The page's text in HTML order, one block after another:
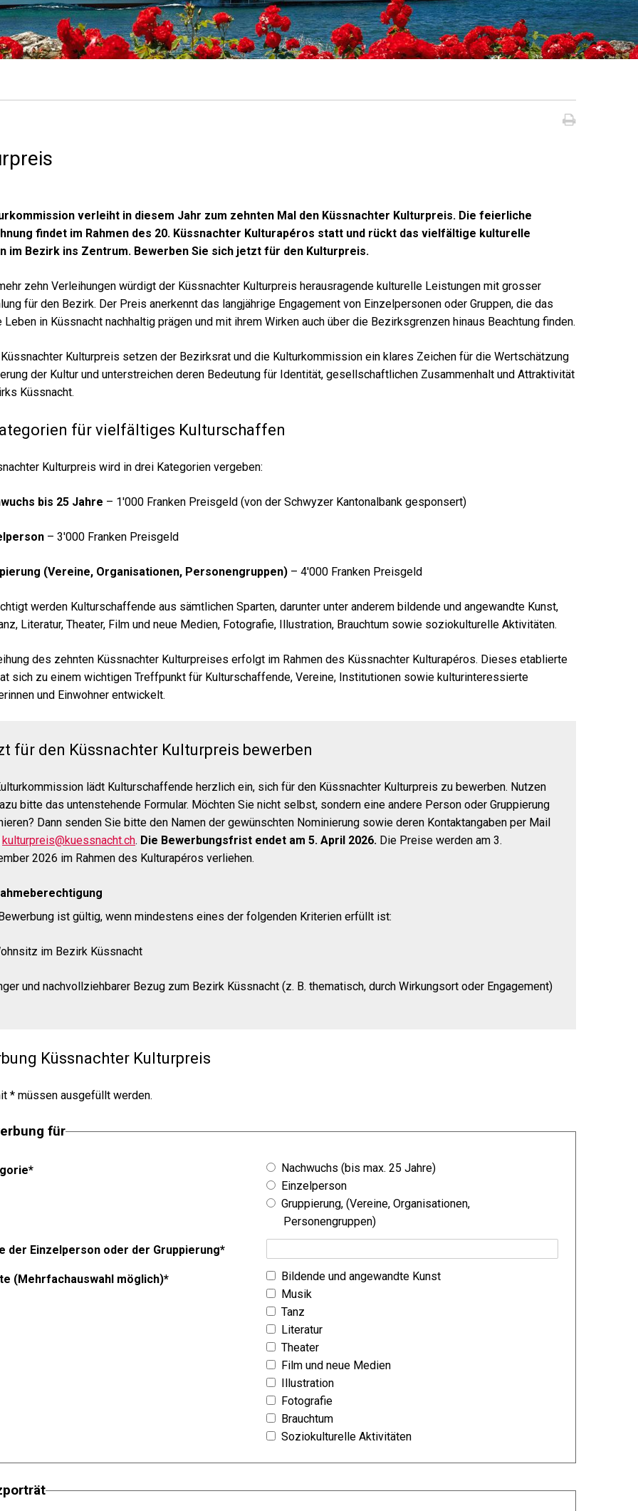
verleiht in diesem Jahr zum zehnten Mal den Küssnachter Kulturpreis. Die feierliche
findet im Rahmen des 20. Küssnachter Kulturapéros statt und rückt das vielfältige kulturelle
im Bezirk ins Zentrum. Bewerben Sie sich jetzt für den Kulturpreis.
zehn Verleihungen würdigt der Küssnachter Kulturpreis herausragende kulturelle Leistungen mit grosser
für den Bezirk. Der Preis anerkennt das langjährige Engagement von Einzelpersonen oder Gruppen, die das
Leben in Küssnacht nachhaltig prägen und mit ihrem Wirken auch über die Bezirksgrenzen hinaus Beachtung finden.
Kulturpreis setzen der Bezirksrat und die Kulturkommission ein klares Zeichen für die Wertschätzung
der Kultur und unterstreichen deren Bedeutung für Identität, gesellschaftlichen Zusammenhalt und Attraktivität
Küssnacht.
für vielfältiges Kulturschaffen
Kulturpreis wird in drei Kategorien vergeben:
bis 25 Jahre – 1'000 Franken Preisgeld (von der Schwyzer Kantonalbank gesponsert)
– 3'000 Franken Preisgeld
(Vereine, Organisationen, Personengruppen) – 4'000 Franken Preisgeld
werden Kulturschaffende aus sämtlichen Sparten, darunter unter anderem bildende und angewandte Kunst,
Literatur, Theater, Film und neue Medien, Fotografie, Illustration, Brauchtum sowie soziokulturelle Aktivitäten.
des zehnten Küssnachter Kulturpreises erfolgt im Rahmen des Küssnachter Kulturapéros. Dieses etablierte
sich zu einem wichtigen Treffpunkt für Kulturschaffende, Vereine, Institutionen sowie kulturinteressierte
und Einwohner entwickelt.
für den Küssnachter Kulturpreis bewerben
lädt Kulturschaffende herzlich ein, sich für den Küssnachter Kulturpreis zu bewerben. Nutzen
bitte das untenstehende Formular. Möchten Sie nicht selbst, sondern eine andere Person oder Gruppierung
Dann senden Sie bitte den Namen der gewünschten Nominierung sowie deren Kontaktangaben per Mail
kulturpreis@kuessnacht.ch. Die Bewerbungsfrist endet am 5. April 2026. Die Preise werden am 3.
2026 im Rahmen des Kulturapéros verliehen.
ist gültig, wenn mindestens eines der folgenden Kriterien erfüllt ist:
im Bezirk Küssnacht
und nachvollziehbarer Bezug zum Bezirk Küssnacht (z. B. thematisch, durch Wirkungsort oder Engagement)
Küssnachter Kulturpreis
* müssen ausgefüllt werden.
für
*
Nachwuchs (bis max. 25 Jahre)
Einzelperson
Gruppierung, (Vereine, Organisationen,
Personengruppen)
der Einzelperson oder der Gruppierung*
(Mehrfachauswahl möglich)*
Bildende und angewandte Kunst
Musik
Tanz
Literatur
Theater
Film und neue Medien
Illustration
Fotografie
Brauchtum
Soziokulturelle Aktivitäten